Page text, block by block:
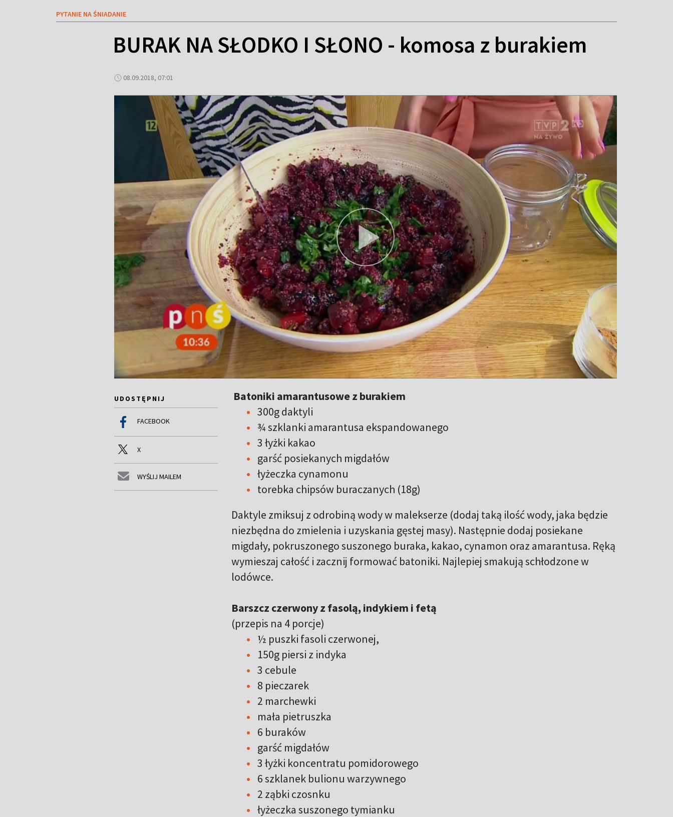
PYTANIE NA ŚNIADANIE
BURAK NA SŁODKO I SŁONO - komosa z burakiem
08.09.2018, 07:01
UDOSTĘPNIJ
FACEBOOK
X
WYŚLIJ MAILEM
Batoniki amarantusowe z burakiem
300g daktyli
¾ szklanki amarantusa ekspandowanego
3 łyżki kakao
garść posiekanych migdałów
łyżeczka cynamonu
torebka chipsów buraczanych (18g)
Daktyle zmiksuj z odrobiną wody w malekserze (dodaj taką ilość wody, jaka będzie
niezbędna do zmielenia i uzyskania gęstej masy). Następnie dodaj posiekane
migdały, pokruszonego suszonego buraka, kakao, cynamon oraz amarantusa. Ręką
wymieszaj całość i zacznij formować batoniki. Najlepiej smakują schłodzone w
lodówce.
Barszcz czerwony z fasolą, indykiem i fetą
(przepis na 4 porcje)
½ puszki fasoli czerwonej,
150g piersi z indyka
3 cebule
8 pieczarek
2 marchewki
mała pietruszka
6 buraków
garść migdałów
3 łyżki koncentratu pomidorowego
6 szklanek bulionu warzywnego
2 ząbki czosnku
łyżeczka suszonego tymianku